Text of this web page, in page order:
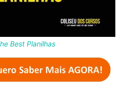
Best Planilhas